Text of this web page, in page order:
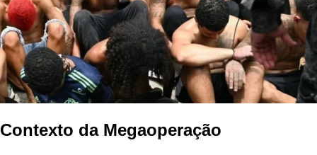
Contexto da Megaoperação